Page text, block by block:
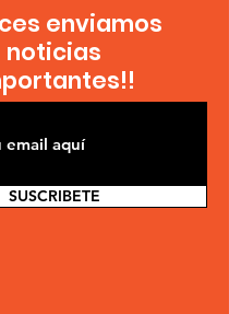
SUSCRIBETE
enviamos
noticias